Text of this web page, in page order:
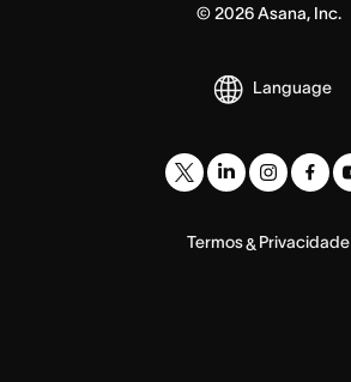
© 2026Asana, Inc.
Language
Termos& Privacidade